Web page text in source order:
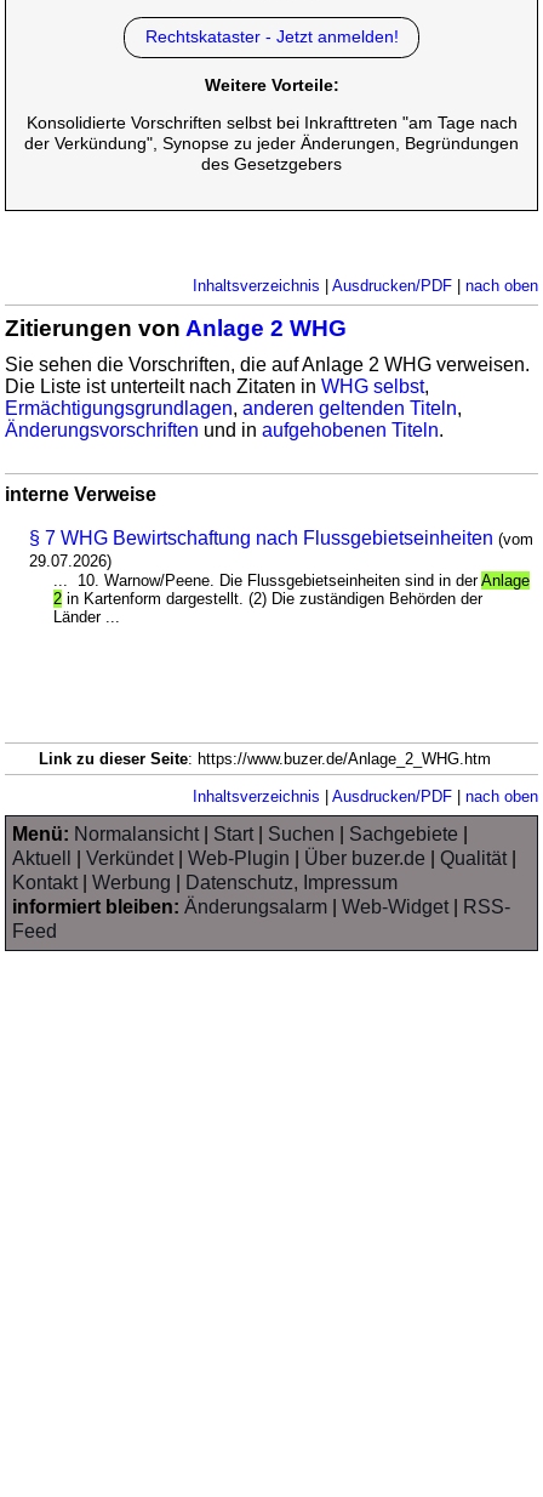
Rechtskataster - Jetzt anmelden!
Weitere Vorteile:
Konsolidierte Vorschriften selbst bei Inkrafttreten "am Tage nach
der Verkündung", Synopse zu jeder Änderungen, Begründungen
des Gesetzgebers
Inhaltsverzeichnis Ausdrucken/PDF| nach oben
Zitierungen von Anlage 2 WHG
Sie sehen die Vorschriften, die auf Anlage 2 WHG verweisen.
Die Liste ist unterteilt nach Zitaten inWHG selbst,
Ermächtigungsgrundlagen,anderen geltenden Titeln,
Änderungsvorschriften und inaufgehobenen Titeln.
interne Verweise
§ 7 WHG Bewirtschaftung nach Flussgebietseinheiten (vom
29.07.2026)
... 10. Warnow/Peene. Die Flussgebietseinheiten sind in derAnlage
2 in Kartenform dargestellt. (2) Die zuständigen Behörden der
Länder ...
Link zu dieser Seite: https://www.buzer.de/Anlage_2_WHG.htm
Inhaltsverzeichnis Ausdrucken/PDF| nach oben
Menü: Normalansicht| Start| Suchen Sachgebiete
Aktuell
|Verkündet|Web-Plugin Über buzer.de |Qualität|
Kontakt|Werbung
Datenschutz, Impressum
informiert bleiben: Änderungsalarm |Web-Widget|
RSS-
Feed